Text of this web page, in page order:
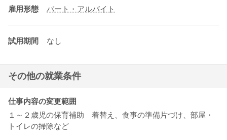
雇用形態 パート・アルバイト
試用期間 なし
その他の就業条件
仕事内容の変更範囲
１～２歳児の保育補助 着替え、食事の準備片づけ、部屋・
トイレの掃除など